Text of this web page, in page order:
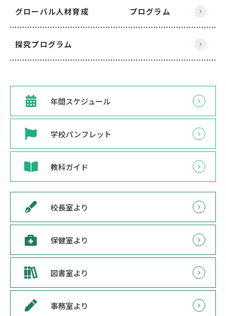
グローバル人材育成 プログラム
探究プログラム
年間スケジュール
学校パンフレット
教科ガイド
校長室より
保健室より
図書室より
事務室より